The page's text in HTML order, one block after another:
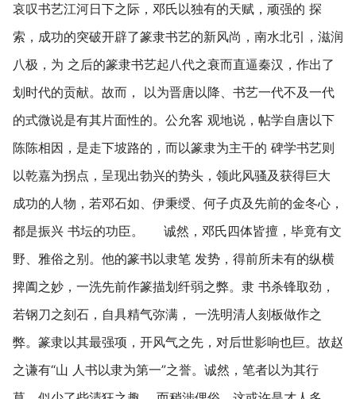
哀叹书艺江河日下之际，邓氏以独有的天赋，顽强的 探
索，成功的突破开辟了篆隶书艺的新风尚，南水北引，滋润
八极，为 之后的篆隶书艺起八代之衰而直逼秦汉，作出了
划时代的贡献。故而， 以为晋唐以降、书艺一代不及一代
的式微说是有其片面性的。公允客 观地说，帖学自唐以下
陈陈相因，是走下坡路的，而以篆隶为主干的 碑学书艺则
以乾嘉为拐点，呈现出勃兴的势头，领此风骚及获得巨大
成功的人物，若邓石如、伊秉绶、何子贞及先前的金冬心，
都是振兴 书坛的功臣。 诚然，邓氏四体皆擅，毕竟有文
野、雅俗之别。他的篆书以隶笔 发势，得前所未有的纵横
捭阖之妙，一洗先前作篆描划纤弱之弊。隶 书杀锋取劲，
若钢刀之刻石，自具精气弥满， 一洗明清人刻板做作之
弊。篆隶以其最强项，开风气之先，对后世影响也巨。故赵
之谦有“山 人书以隶为第一”之誉。诚然，笔者以为其行